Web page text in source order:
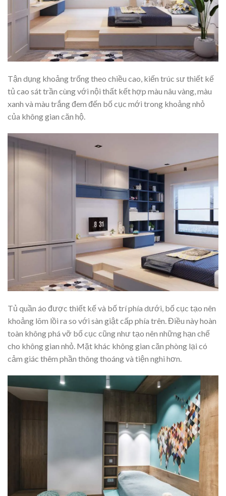
Tận dụng khoảng trống theo chiều cao, kiến trúc sư thiết kế
tủ cao sát trần cùng với nội thất kết hợp màu nâu vàng, màu
xanh và màu trắng đem đến bố cục mới trong khoảng nhỏ
của không gian căn hộ.
Tủ quần áo được thiết kế và bố trí phía dưới, bố cục tạo nên
khoảng lõm lồi ra so với sàn giật cấp phía trên. Điều này hoàn
toàn không phá vỡ bố cục cũng như tạo nên những hạn chế
cho không gian nhỏ. Mặt khác không gian căn phòng lại có
cảm giác thêm phần thông thoáng và tiện nghi hơn.